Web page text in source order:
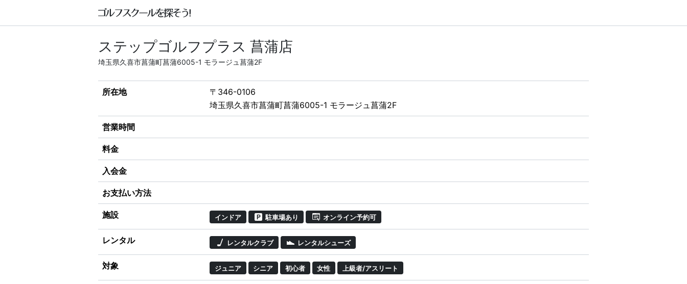
ステップゴルフプラス 菖蒲店
埼玉県久喜市菖蒲町菖蒲6005-1 モラージュ菖蒲2F
所在地
〒346-0106
埼玉県久喜市菖蒲町菖蒲6005-1 モラージュ菖蒲2F
営業時間
料金
入会金
お支払い方法
施設 インドア 駐車場あり オンライン予約可
レンタル レンタルクラブ レンタルシューズ
対象 ジュニア シニア 初心者 女性 上級者/アスリート